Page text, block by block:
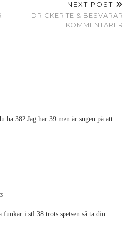
NEXT POST
DRICKER TE & BESVARAR
KOMMENTARER
38? Jag har 39 men är sugen på att
funkar i stl 38 trots spetsen så ta din